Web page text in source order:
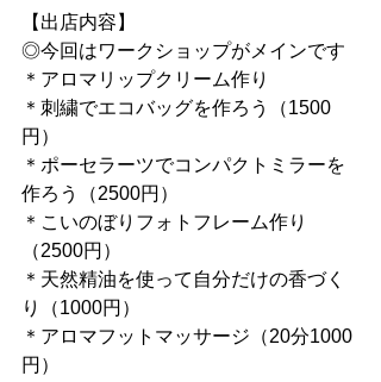
【出店内容】
◎今回はワークショップがメインです
＊アロマリップクリーム作り
＊刺繍でエコバッグを作ろう（1500
円）
＊ポーセラーツでコンパクトミラーを
作ろう（2500円）
＊こいのぼりフォトフレーム作り
（2500円）
＊天然精油を使って自分だけの香づく
り（1000円）
＊アロマフットマッサージ（20分1000
円）